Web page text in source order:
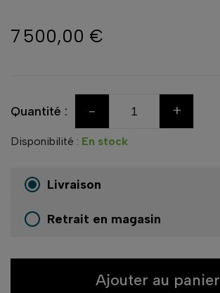
7 500,00 €
Quantité : - +
Disponibilité : En stock
Livraison
Retrait en magasin
Ajouter au panier